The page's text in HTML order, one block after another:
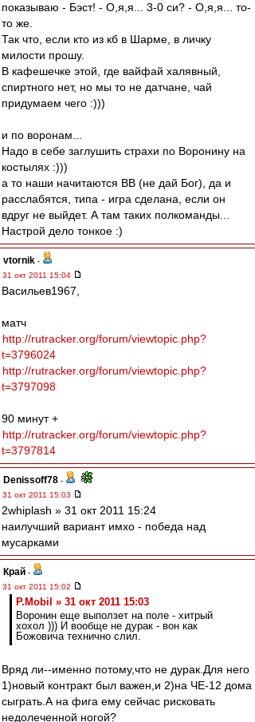
показываю - Бэст! - О,я,я... 3-0 си? - О,я,я... то-
то же.
Так что, если кто из кб в Шарме, в личку
милости прошу.
В кафешечке этой, где вайфай халявный,
спиртного нет, но мы то не датчане, чай
придумаем чего :)))
и по воронам...
Надо в себе заглушить страхи по Воронину на
костылях :)))
а то наши начитаются ВВ (не дай Бог), да и
расслабятся, типа - игра сделана, если он
вдруг не выйдет. А там таких полкоманды...
Настрой дело тонкое :)
vtornik -
31 окт 2011 15:04
Васильев1967,
матч
http://rutracker.org/forum/viewtopic.php?
t=3796024
http://rutracker.org/forum/viewtopic.php?
t=3797098
90 минут +
http://rutracker.org/forum/viewtopic.php?
t=3797814
Denissoff78 -
31 окт 2011 15:03
2whiplash » 31 окт 2011 15:24
наилучший вариант имхо - победа над
мусарками
Край -
31 окт 2011 15:02
P.Mobil » 31 окт 2011 15:03
Воронин еще выползет на поле - хитрый
хохол ))) И вообще не дурак - вон как
Божовича технично слил.
Вряд ли--именно потому,что не дурак.Для него
1)новый контракт был важен,и 2)на ЧЕ-12 дома
сыграть.А на фига ему сейчас рисковать
недолеченной ногой?